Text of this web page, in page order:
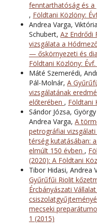
fenntarthatóság és a
, Földtani Közlöny:
Andrea Varga,
Schubert, Az Endrődi
vizsgálata a
— őskörnyezeti és
Földtani Közlöny:
Máté Szemerédi,
Pál-Molnár, A
vizsgálatának
előterében , Földtani
Sándor Józsa,
Andrea Varga, A
petrográfiai
térség kutatásában:
elmúlt 150 évben ,
(2020): A Földtani
Tibor Hidasi, Andrea
Gyűrűfűi Riolit
Ércbányászati
mecseki
1 (2015)